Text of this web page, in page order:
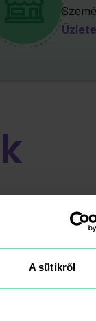
A sütikről